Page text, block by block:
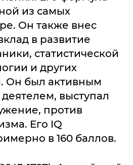
из самых
Он также внес
в развитие
статистической
и других
Он был активным
выступал
против
Его IQ
в 160 баллов.